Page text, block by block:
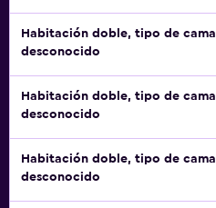
Habitación doble, tipo de cama
desconocido
Habitación doble, tipo de cama
desconocido
Habitación doble, tipo de cama
desconocido